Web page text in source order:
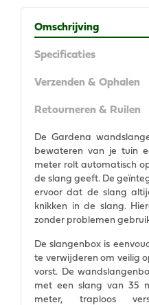
Omschrijving
Specificaties
Verzenden & Ophalen
Retourneren & Ruilen
De Gardena
bewateren van je tuin
meter rolt automatisch
de slang geeft. De
ervoor dat de slang
knikken in de slang.
zonder problemen
De slangenbox is
te verwijderen om veilig
vorst. De
met een slang van 35
meter, traploos